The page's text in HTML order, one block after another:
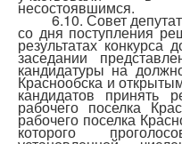
несостоявшимся.
6.10. Совет
со дня поступления
результатах конкурса
заседании
кандидатуры на
Краснообска и
кандидатов принять
рабочего поселка
рабочего поселка
которого